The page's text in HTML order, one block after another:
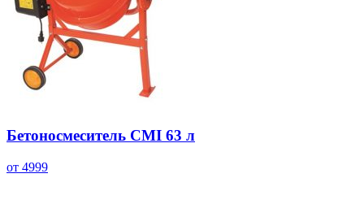
Бетоносмеситель CMI 63 л
от 4999